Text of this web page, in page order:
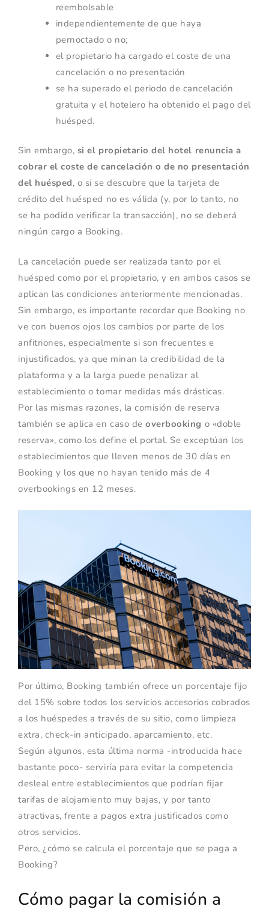
reembolsable
independientemente de que haya
pernoctado o no;
el propietario ha cargado el coste de una
cancelación o no presentación
se ha superado el periodo de cancelación
gratuita y el hotelero ha obtenido el pago del
huésped.
Sin embargo, si el propietario del hotel renuncia a
cobrar el coste de cancelación o de no presentación
del huésped, o si se descubre que la tarjeta de
crédito del huésped no es válida (y, por lo tanto, no
se ha podido verificar la transacción), no se deberá
ningún cargo a Booking.
La cancelación puede ser realizada tanto por el
huésped como por el propietario, y en ambos casos se
aplican las condiciones anteriormente mencionadas.
Sin embargo, es importante recordar que Booking no
ve con buenos ojos los cambios por parte de los
anfitriones, especialmente si son frecuentes e
injustificados, ya que minan la credibilidad de la
plataforma y a la larga puede penalizar al
establecimiento o tomar medidas más drásticas.
Por las mismas razones, la comisión de reserva
también se aplica en caso deoverbooking o «doble
reserva», como los define el portal. Se exceptúan los
establecimientos que lleven menos de 30 días en
Booking y los que no hayan tenido más de 4
overbookings en 12 meses.
Por último, Booking también ofrece un porcentaje fijo
del 15% sobre todos los servicios accesorios cobrados
a los huéspedes a través de su sitio, como limpieza
extra, check-in anticipado, aparcamiento, etc.
Según algunos, esta última norma -introducida hace
bastante poco- serviría para evitar la competencia
desleal entre establecimientos que podrían fijar
tarifas de alojamiento muy bajas, y por tanto
atractivas, frente a pagos extra justificados como
otros servicios.
Pero, ¿cómo se calcula el porcentaje que se paga a
Booking?
Cómo pagar la comisión a